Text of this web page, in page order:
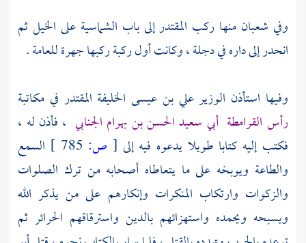
وفي شعبان منها ركب المقتدرإلى باب الشماسية على الخيل ثم
انحدر إلى داره في دجلة ، وكانت أول ركبة ركبها جهرة للعامة .
وفيها استأذن الوزير علي بن عيسى الخليفة المقتدر في مكاتبة
رأس القرامطة أبي سعيد الحسن بن بهرام الجنابي ، فأذن له ،
فكتب إليه كتابا طويلا يدعوه فيه إلى [ ص:
السمع
والطاعة ويوبخه على ما يتعاطاه أصحابه من ترك الصلوات
والزكوات وارتكاب المنكرات وإنكارهم على من يذكر الله
ويسبحه ويحمده واستهزائهم بالدين واسترقاقهم الحرائر ثم